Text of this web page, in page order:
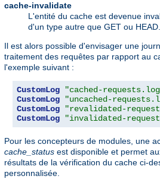
cache-invalidate
L'entité du cache est devenue
d'un type autre que GET ou HEAD.
Il est alors possible d'envisager une
traitement des requêtes par rapport au
l'exemple suivant :
CustomLog "cached-
CustomLog
"uncached-
CustomLog
"revalidated-
CustomLog
"invalidated-
Pour les concepteurs de modules, une
cache_status est disponible et permet
résultats de la vérification du cache ci-
personnalisée.